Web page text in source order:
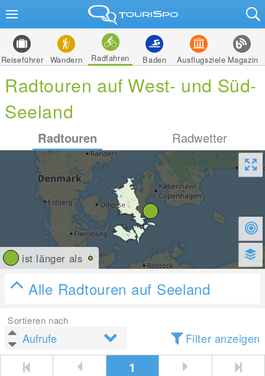
Reiseführer Wandern Radfahren Baden Ausflugsziele Magazin
Radtouren auf West- und Süd-
Seeland
Radtouren Radwetter
ist länger als
Alle Radtouren auf Seeland
Sortieren nach
Filter anzeigen
1